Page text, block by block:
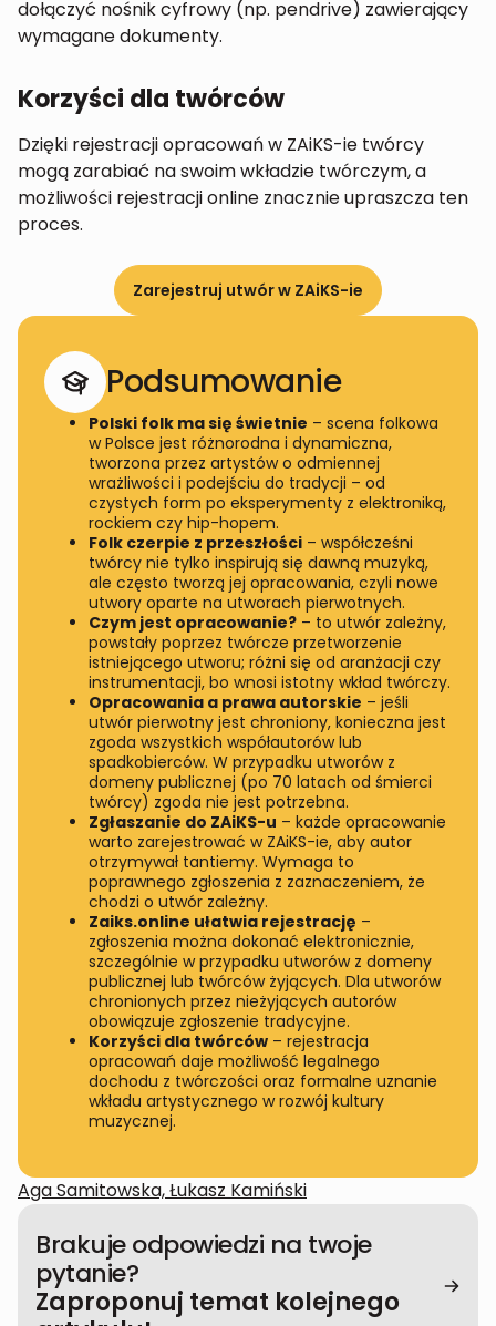
dołączyć nośnik cyfrowy (np. pendrive) zawierający
wymagane dokumenty.
Korzyści dla twórców
Dzięki rejestracji opracowań w ZAiKS-ie twórcy
mogą zarabiać na swoim wkładzie twórczym, a
możliwości rejestracji online znacznie upraszcza ten
proces.
Zarejestruj utwór w ZAiKS-ie
Podsumowanie
Polski folk ma się świetnie – scena folkowa
w Polsce jest różnorodna i dynamiczna,
tworzona przez artystów o odmiennej
wrażliwości i podejściu do tradycji – od
czystych form po eksperymenty z elektroniką,
rockiem czy hip-hopem.
Folk czerpie z przeszłości – współcześni
twórcy nie tylko inspirują się dawną muzyką,
ale często tworzą jej opracowania, czyli nowe
utwory oparte na utworach pierwotnych.
Czym jest opracowanie? – to utwór zależny,
powstały poprzez twórcze przetworzenie
istniejącego utworu; różni się od aranżacji czy
instrumentacji, bo wnosi istotny wkład twórczy.
Opracowania a prawa autorskie – jeśli
utwór pierwotny jest chroniony, konieczna jest
zgoda wszystkich współautorów lub
spadkobierców. W przypadku utworów z
domeny publicznej (po 70 latach od śmierci
twórcy) zgoda nie jest potrzebna.
Zgłaszanie do ZAiKS-u – każde opracowanie
warto zarejestrować w ZAiKS-ie, aby autor
otrzymywał tantiemy. Wymaga to
poprawnego zgłoszenia z zaznaczeniem, że
chodzi o utwór zależny.
Zaiks.online ułatwia rejestrację –
zgłoszenia można dokonać elektronicznie,
szczególnie w przypadku utworów z domeny
publicznej lub twórców żyjących. Dla utworów
chronionych przez nieżyjących autorów
obowiązuje zgłoszenie tradycyjne.
Korzyści dla twórców – rejestracja
opracowań daje możliwość legalnego
dochodu z twórczości oraz formalne uznanie
wkładu artystycznego w rozwój kultury
muzycznej.
Aga Samitowska, Łukasz Kamiński
Brakuje odpowiedzi na twoje
pytanie?
Zaproponuj temat kolejnego